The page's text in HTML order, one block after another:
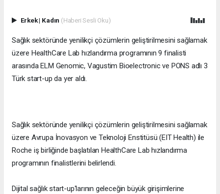
Erkek| Kadın (Haberi Sesli Oku)
Sağlık sektöründe yenilikçi çözümlerin geliştirilmesini sağlamak
üzere HealthCare Lab hızlandırma programının 9 finalisti
arasında ELM Genomic, Vagustim Bioelectronic ve PONS adlı 3
Türk start-up da yer aldı.
Sağlık sektöründe yenilikçi çözümlerin geliştirilmesini sağlamak
üzere Avrupa İnovasyon ve Teknoloji Enstitüsü (EIT Health) ile
Roche iş birliğinde başlatılan HealthCare Lab hızlandırma
programının finalistlerini belirlendi.
Dijital sağlık start-up'larının geleceğin büyük girişimlerine